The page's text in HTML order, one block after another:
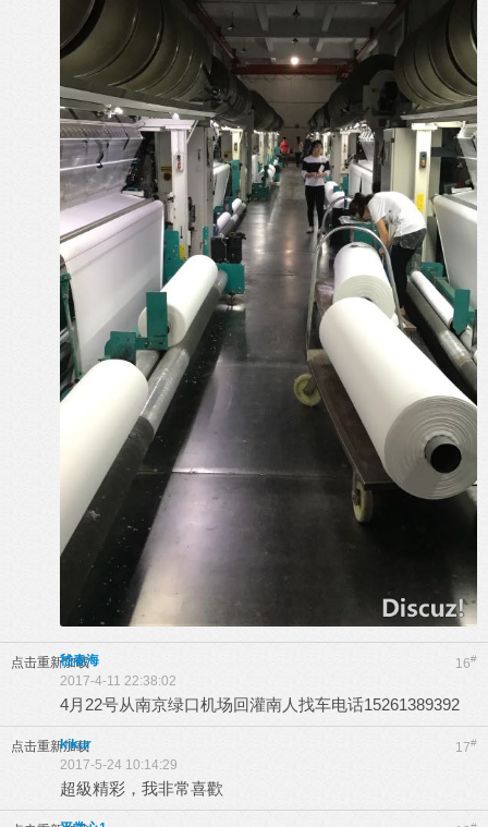
点击重新加载 16#
嵇春海
2017-4-11 22:38:02
4月22号从南京绿口机场回灌南人找车电话15261389392
点击重新加载 17#
kikur
2017-5-24 10:14:29
超級精彩，我非常喜歡